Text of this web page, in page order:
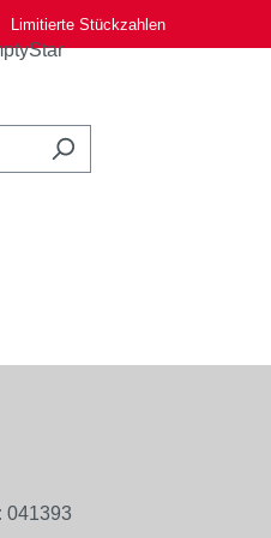
Limitierte Stückzahlen
041393